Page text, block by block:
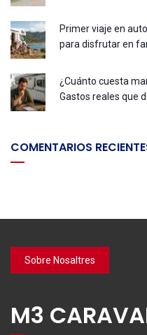
Primer viaje en
para disfrutar en
¿Cuánto cuesta
Gastos reales que
COMENTARIOS
Sobre Nosaltres
M3